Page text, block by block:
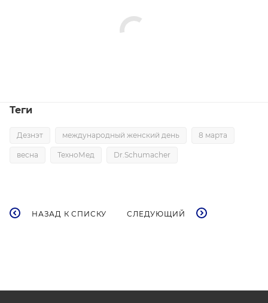
Теги
Дезнэт международный женский день 8 марта
весна ТехноМед Dr.Schumacher
НАЗАД К СПИСКУ СЛЕДУЮЩИЙ